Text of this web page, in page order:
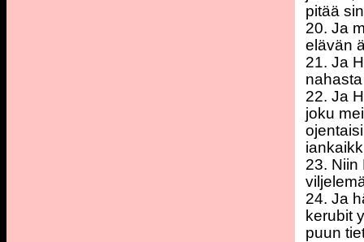
pitää
20. Ja
elävän
21. Ja
22. Ja
joku
23. Niin
24. Ja
kerubit
puun